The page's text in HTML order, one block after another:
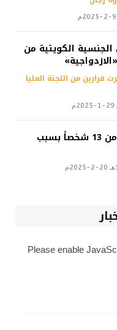
الجنسية الكويتية من
قرارين من اللجنة العليا
فقدان الجنسية من 13 شخصاً بسبب
Please enable